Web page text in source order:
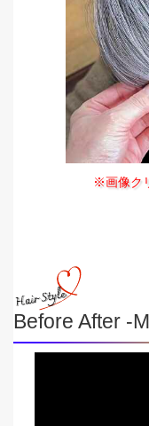
※画像ク
Before After -